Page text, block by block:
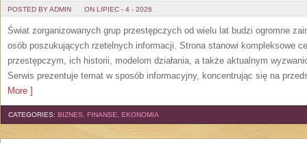
POSTED BY ADMIN ON LIPIEC - 4 - 2026
Świat zorganizowanych grup przestępczych od wielu lat budzi ogromne
osób poszukujących rzetelnych informacji. Strona stanowi kompleksowe
przestępczym, ich historii, modelom działania, a także aktualnym
Serwis prezentuje temat w sposób informacyjny, koncentrując się na
More ]
CATEGORIES: BIZNES, FINANSE, EKONOMIA